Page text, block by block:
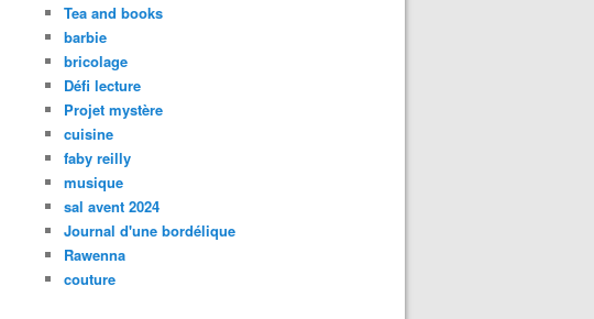
Tea and books
barbie
bricolage
Défi lecture
Projet mystère
cuisine
faby reilly
musique
sal avent 2024
Journal d'une bordélique
Rawenna
couture